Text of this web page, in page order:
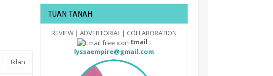
Iklan
TUAN TANAH
REVIEW | ADVERTORIAL | COLLABORATION
Email :
lyssaempire@gmail.com